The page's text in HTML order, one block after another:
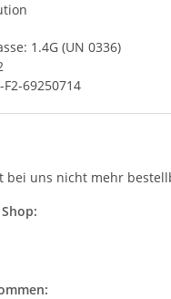
1.4G (UN 0336)
F2-69250714
bei uns nicht mehr